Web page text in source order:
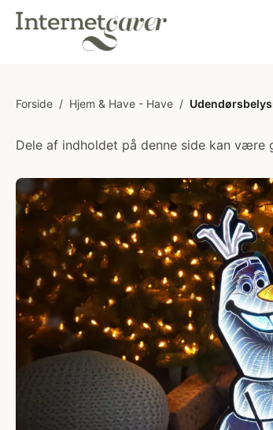
Forside / Hjem & Have - Have /
Dele af indholdet på denne side kan være